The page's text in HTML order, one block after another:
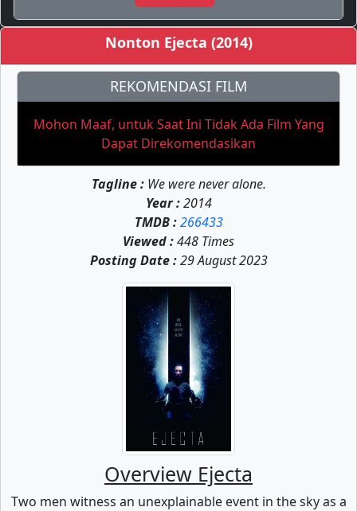
Nonton Ejecta (2014)
REKOMENDASI FILM
Mohon Maaf, untuk Saat Ini Tidak Ada Film Yang
Dapat Direkomendasikan
Tagline :We were never alone.
Year :2014
TMDB : 266433
Viewed :448 Times
Posting Date :29 August 2023
Overview Ejecta
Two men witness an unexplainable event in the sky as a